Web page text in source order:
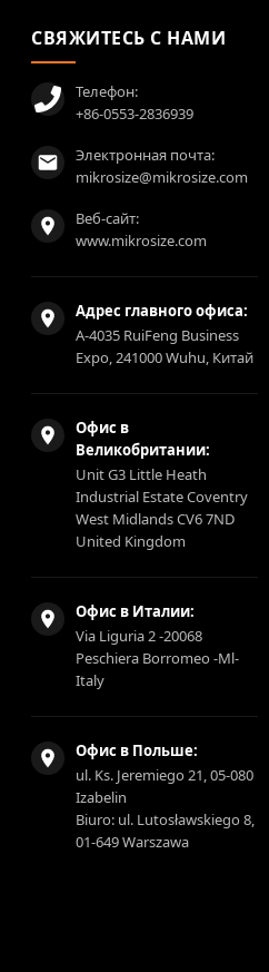
СВЯЖИТЕСЬ С НАМИ
Телефон:
+86-0553-2836939
Электронная почта:
mikrosize@mikrosize.com
Веб-сайт:
www.mikrosize.com
Адрес главного офиса:
A-4035 RuiFeng Business
Expo, 241000 Wuhu, Китай
Офис в
Великобритании:
Unit G3 Little Heath
Industrial Estate Coventry
West Midlands CV6 7ND
United Kingdom
Офис в Италии:
Via Liguria 2 -20068
Peschiera Borromeo -Ml-
Italy
Офис в Польше:
ul. Ks. Jeremiego 21, 05-080
Izabelin
Biuro: ul. Lutosławskiego 8,
01-649 Warszawa